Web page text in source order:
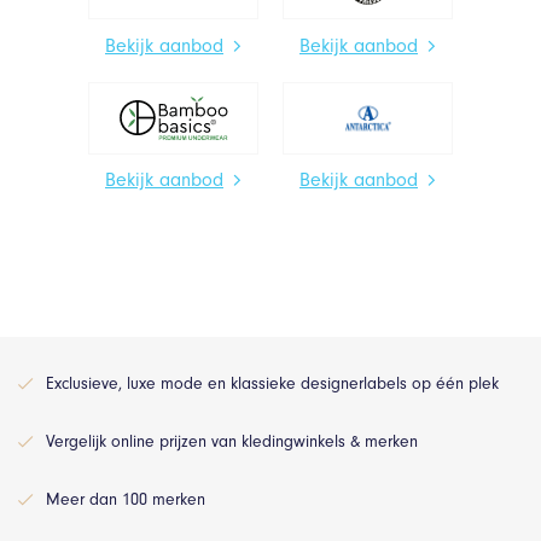
Bekijk aanbod Bekijk aanbod
Bekijk aanbod Bekijk aanbod
Exclusieve, luxe mode en klassieke designerlabels op één plek
Vergelijk online prijzen van kledingwinkels & merken
Meer dan 100 merken